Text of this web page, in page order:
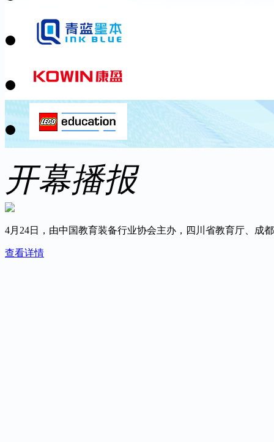
开幕播报
4月24日，由中国教育装备行业协会主办，四川省教育厅、成
查看详情